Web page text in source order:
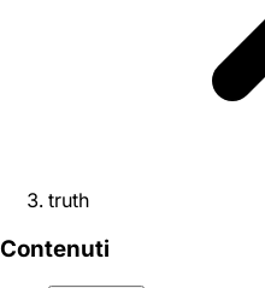
truth
Contenuti